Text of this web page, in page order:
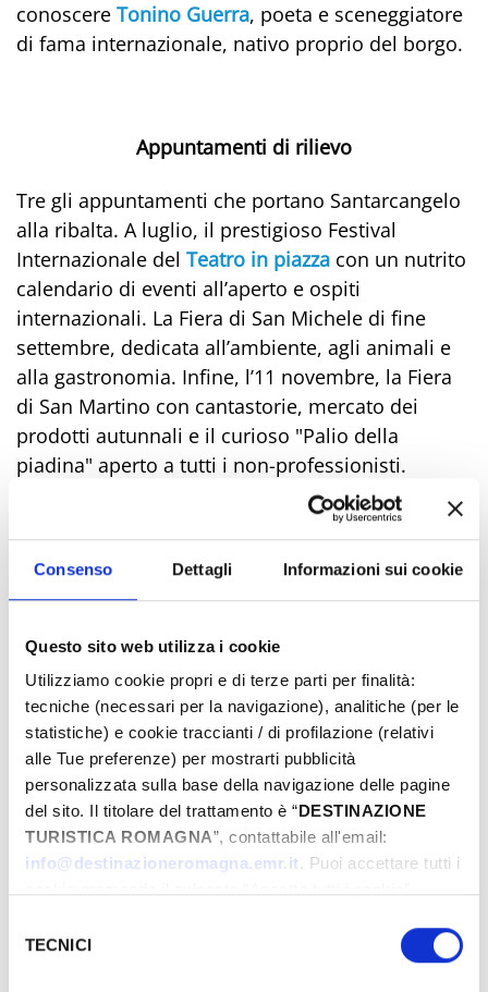
Consenso Dettagli Informazioni sui cookie
Questo sito web utilizza i cookie
Utilizziamo cookie propri e di terze parti per finalità:
tecniche (necessari per la navigazione), analitiche (per le
statistiche) e cookie traccianti / di profilazione (relativi
alle Tue preferenze) per mostrarti pubblicità
personalizzata sulla base della navigazione delle pagine
del sito. Il titolare del trattamento è “DESTINAZIONE
TURISTICA ROMAGNA”, contattabile all'email:
info@destinazioneromagna.emr.it. Puoi accettare tutti i
gestire le tue preferenze facendo clic su “Personalizza”.
Qualora acconsenti a tutti i cookie i Tuoi dati potranno
delTECNICI
conoscere Tonino Guerra, poeta e sceneggiatore
di fama internazionale, nativo proprio del borgo.
Appuntamenti di rilievo
Tre gli appuntamenti che portano Santarcangelo
alla ribalta. A luglio, il prestigioso Festival
Internazionale del Teatro in piazza con un nutrito
calendario di eventi all’aperto e ospiti
internazionali. La Fiera di San Michele di fine
settembre, dedicata all’ambiente, agli animali e
alla gastronomia. Infine, l’11 novembre, la Fiera
di San Martino con cantastorie, mercato dei
prodotti autunnali e il curioso "Palio della
piadina" aperto a tutti i non-professionisti.
Nei dintorni
percorre la SP 14 e dopo circa 6 km si giunge a
Poggio Torrianadove si nota la sagoma del
suggestivoPalazzo Marcosanti, residenza
fortificata di campagna del XIII secolo, e dove si
possono visitare iMulinitestimonianza della
ricca realtà molitoria della Valmarecchia.
Proseguendo sulla SP 14, dopo 5 km si raggiunge
Torriana, appollaiata su uno sperone roccioso;
che domina la valle: qui è d’obbligo la visita alla